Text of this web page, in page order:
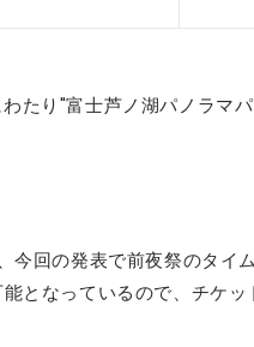
り"富士芦ノ湖パノラマパ
今回の発表で前夜祭のタイ
となっているので、チケッ